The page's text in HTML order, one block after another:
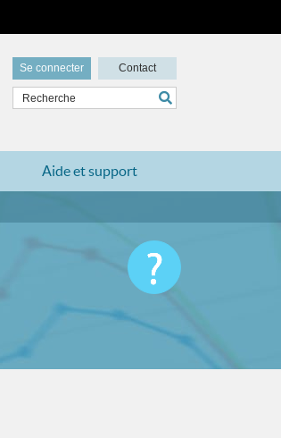
Se connecter Contact
Aide et support